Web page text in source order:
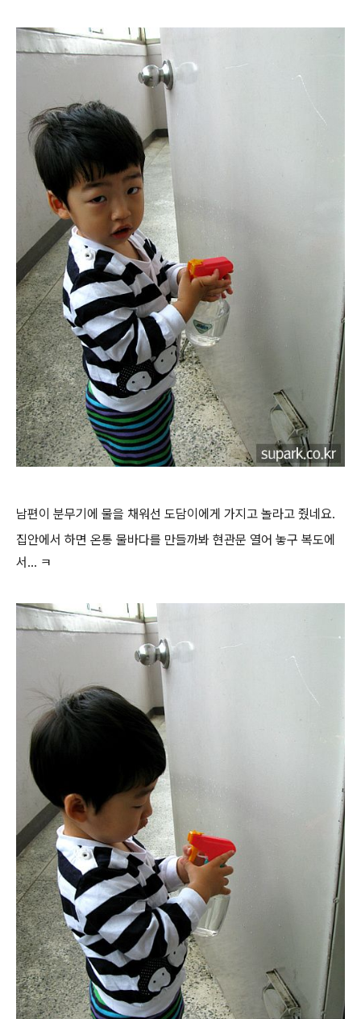
남편이 분무기에 물을 채워선 도담이에게 가지고 놀라고 줬네요.
집안에서 하면 온통 물바다를 만들까봐 현관문 열어 놓구 복도에
서... ㅋ